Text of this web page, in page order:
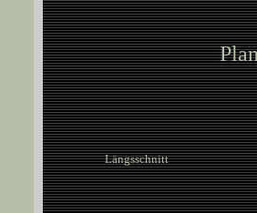
Längsschnitt